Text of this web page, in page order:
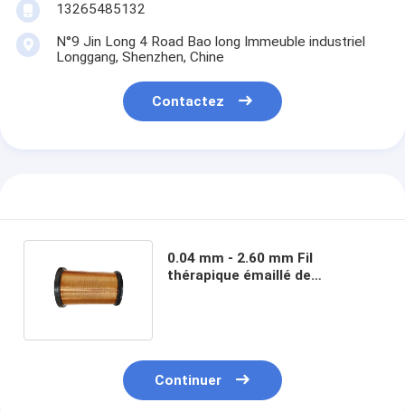
13265485132
N°9 Jin Long 4 Road Bao long Immeuble industriel
Longgang, Shenzhen, Chine
Contactez
0.04 mm - 2.60 mm Fil
thérapique émaillé de
Continuer